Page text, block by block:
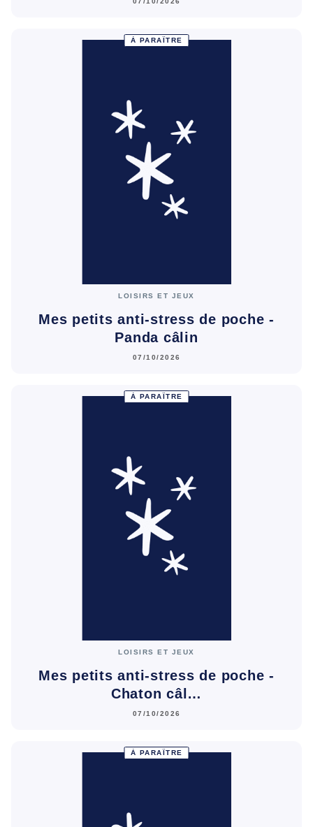
À PARAÎTRE
LOISIRS ET JEUX
Mes petits anti-stress de poche -
Panda câlin
07/10/2026
À PARAÎTRE
LOISIRS ET JEUX
Mes petits anti-stress de poche -
Chaton câl…
07/10/2026
À PARAÎTRE